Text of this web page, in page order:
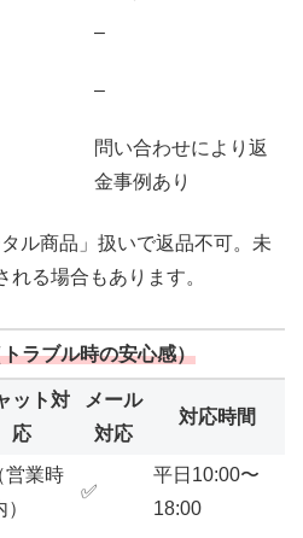
–
–
問い合わせにより返
金事例あり
ル商品」扱いで返品不可。未
る場合もあります。
ラブル時の安心感）
ット対
応
メール
対応
対応時間
営業時
✅
平日10:00〜
18:00